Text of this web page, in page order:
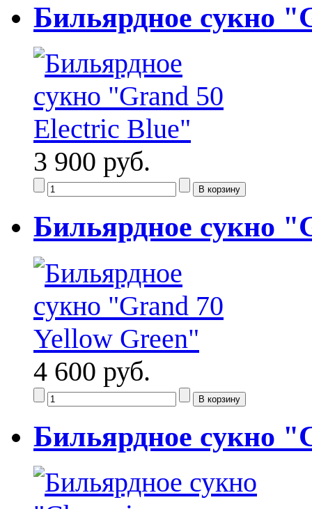
Бильярдное сукно
3 900 руб.
Бильярдное сукно
4 600 руб.
Бильярдное сукно